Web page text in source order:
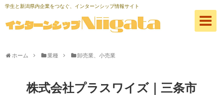
学生と新潟県内企業をつなぐ、インターンシップ情報サイト
ホーム 業種 卸売業、小売業
株式会社プラスワイズ｜三条市